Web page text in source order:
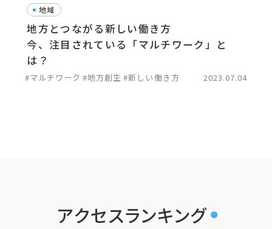
地域
地方とつながる新しい働き方
今、注目されている「マルチワーク」と
は？
#マルチワーク #地方創生 #新しい働き方 2023.07.04
アクセスランキング